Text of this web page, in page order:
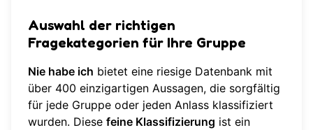
Auswahl der richtigen
Fragekategorien für Ihre Gruppe
Nie habe ich bietet eine riesige Datenbank mit
über 400 einzigartigen Aussagen, die sorgfältig
für jede Gruppe oder jeden Anlass klassifiziert
wurden. Diese feine Klassifizierung ist ein